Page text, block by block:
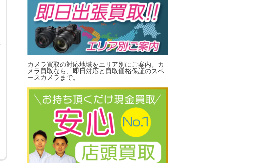
カメラ買取の対応地域をエリア別にご案内。カ
メラ買取なら、即日対応と買取価格保証のスペ
ースカメラまで。